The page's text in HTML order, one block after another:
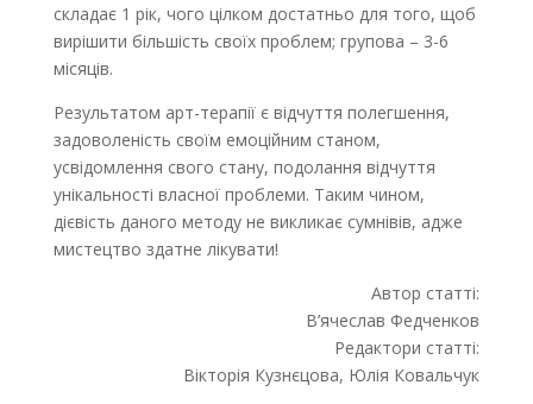
складає 1 рік, чого цілком достатньо для того, щоб
вирішити більшість своїх проблем; групова – 3-6
місяців.
Результатом арт-терапії є відчуття полегшення,
задоволеність своїм емоційним станом,
усвідомлення свого стану, подолання відчуття
унікальності власної проблеми. Таким чином,
дієвість даного методу не викликає сумнівів, адже
мистецтво здатне лікувати!
Автор статті:
В’ячеслав Федченков
Редактори статті:
Вікторія Кузнєцова, Юлія Ковальчук